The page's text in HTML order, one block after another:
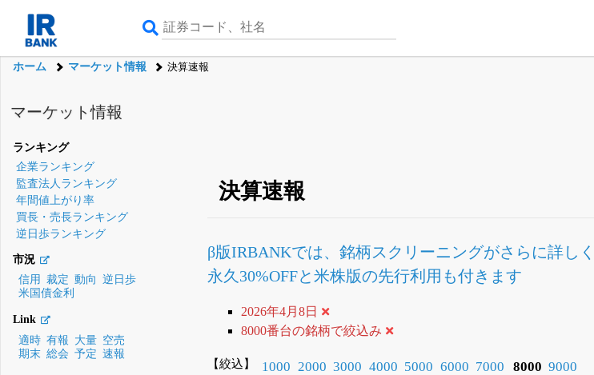
ホーム マーケット情報 決算速報
マーケット情報
ランキング
企業ランキング
監査法人ランキング
年間値上がり率
買長・売長ランキング
逆日歩ランキング
市況
信用
裁定 動向
逆日歩
米国債金利
Link
適時 有報 大量 空売
期末 総会 予定 速報
決算速報
β版IRBANKでは、銘柄スクリーニングがさらに詳し
永久30%OFFと米株版の先行利用も付きます
2026年4月8日
8000番台の銘柄で絞込み
【絞込】 1000 2000 3000 4000 5000 6000 7000 8000 9000